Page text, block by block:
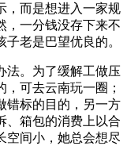
，而是想进入一家规
，一分钱没存下来不
老是巴望优良的。
。为了缓解工做压
可去云南玩一圈；
错标的目的，另一方
、箱包的消费上以合
空间小，她总会想尽